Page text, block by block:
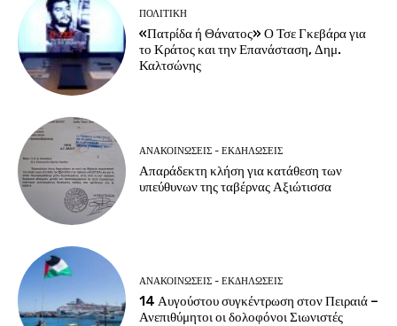
ΠΟΛΙΤΙΚΗ
«Πατρίδα ή Θάνατος» Ο Τσε Γκεβάρα για
το Κράτος και την Επανάσταση, Δημ.
Καλτσώνης
ΑΝΑΚΟΙΝΩΣΕΙΣ - ΕΚΔΗΛΩΣΕΙΣ
Απαράδεκτη κλήση για κατάθεση των
υπεύθυνων της ταβέρνας Αξιώτισσα
ΑΝΑΚΟΙΝΩΣΕΙΣ - ΕΚΔΗΛΩΣΕΙΣ
14 Αυγούστου συγκέντρωση στον Πειραιά –
Ανεπιθύμητοι οι δολοφόνοι Σιωνιστές